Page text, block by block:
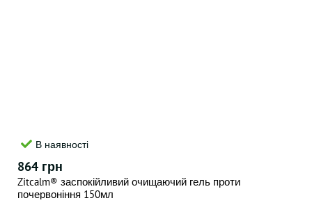
В наявності
864 грн
Zitcalm® заспокійливий очищаючий гель проти
почервоніння 150мл